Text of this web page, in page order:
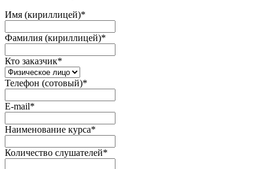
Имя (кириллицей)*
Фамилия (кириллицей)*
Кто заказчик*
Телефон (сотовый)*
E-mail*
Наименование курса*
Количество слушателей*